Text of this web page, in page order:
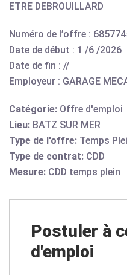
ETRE DEBROUILLARD
Numéro de l’offre :
Date de début : 1 /6 /2026
Date de fin : //
Employeur : GARAGE
Catégorie: Offre d'emploi
Lieu: BATZ SUR MER
Type de l'offre: Temps
Type de contrat: CDD
Mesure: CDD temps plein
Postuler à
d'emploi